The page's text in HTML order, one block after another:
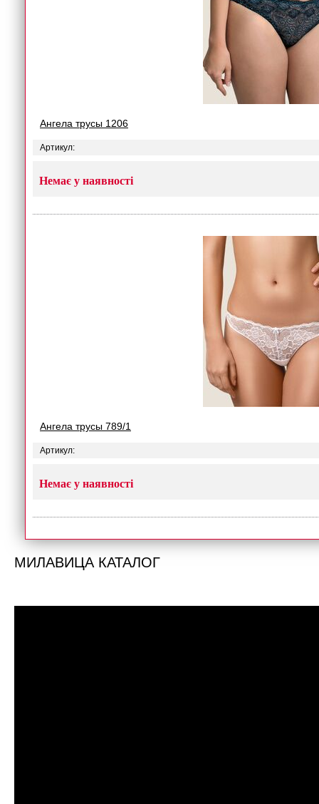
Ангела трусы 1206
Артикул:
Немає у наявності
Ангела трусы 789/1
Артикул:
Немає у наявності
МИЛАВИЦА КАТАЛОГ